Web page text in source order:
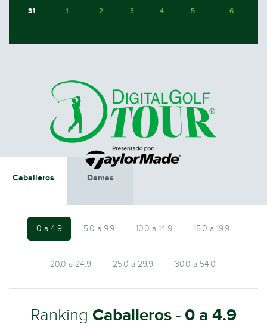
31
1 2 3 4 5 6
Caballeros Damas
0 a 4.9 5.0 a 9.9 10.0 a 14.9 15.0 a 19.9
20.0 a 24.9 25.0 a 29.9 30.0 a 54.0
Ranking Caballeros - 0 a 4.9